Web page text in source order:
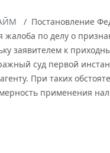
Постановление
жалоба по делу о
заявителем к
суд первой
При таких
применения